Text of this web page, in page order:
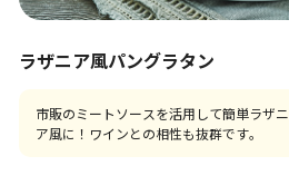
ラザニア風パングラタン
市販のミートソースを活用して簡単ラザニ
ア風に！ワインとの相性も抜群です。